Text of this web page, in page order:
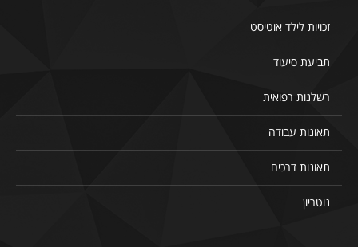
זכויות לילד אוטיסט
תביעת סיעוד
רשלנות רפואית
תאונות עבודה
תאונות דרכים
נוטריון